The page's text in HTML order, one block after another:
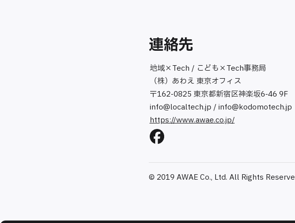
連絡先
地域×Tech / こども×Tech事務局
（株）あわえ 東京オフィス
〒162-0825 東京都新宿区神楽坂6-46 9F
info@localtech.jp /info@kodomotech.jp
https://www.awae.co.jp/
© 2019 AWAE Co., Ltd. All Rights